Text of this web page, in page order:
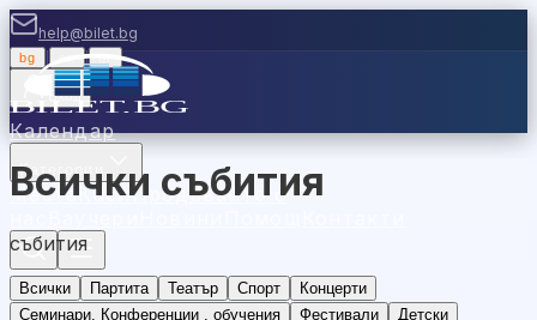
help@bilet.bg
bg |
Вход
Календар
Категории
МестаКасиПродавайте с
Всички събития
събития
Всички Партита Театър Спорт
Концерти
Семинари, Конференции , обучения
Фестивали
Детски